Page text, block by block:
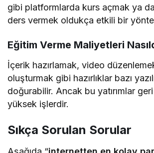
gibi platformlarda kurs açmak ya
ders vermek oldukça etkili bir
Eğitim Verme Maliyetleri
İçerik hazırlamak, video
oluşturmak gibi hazırlıklar bazı
doğurabilir. Ancak bu yatırımlar
yüksek işlerdir.
Sıkça Sorulan Sorular